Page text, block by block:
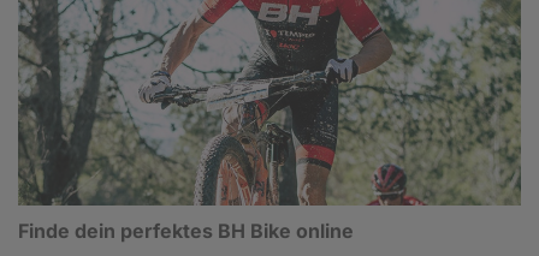
Finde dein perfektes BH Bike online